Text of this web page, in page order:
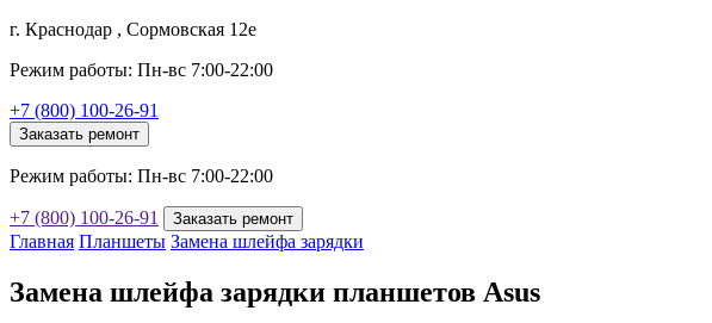
г. Краснодар , Сормовская 12е
Режим работы: Пн-вс 7:00-22:00
+7 (800) 100-26-91
Заказать ремонт
Режим работы: Пн-вс 7:00-22:00
+7 (800) 100-26-91 Заказать ремонт
Главная Планшеты Замена шлейфа зарядки
Замена шлейфа зарядки планшетов Asus